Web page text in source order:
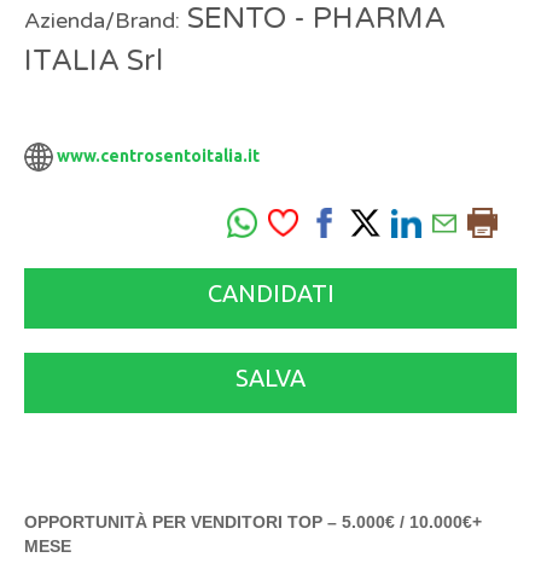
Azienda/Brand: SENTO - PHARMA
ITALIA Srl
www.centrosentoitalia.it
CANDIDATI
SALVA
OPPORTUNITÀ PER VENDITORI TOP – 5.000€ / 10.000€+
MESE